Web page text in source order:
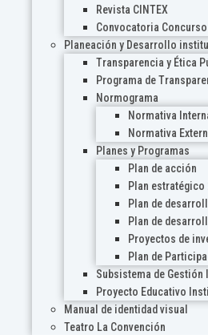
Revista CINTEX
Convocatoria Concurso
Planeación y Desarrollo
Transparencia y Ética
Programa de
Normograma
Normativa
Normativa
Planes y Programas
Plan de acción
Plan estratégico
Plan de
Plan de
Proyectos de
Plan de
Subsistema de Gestión
Proyecto Educativo
Manual de identidad visual
Teatro La Convención